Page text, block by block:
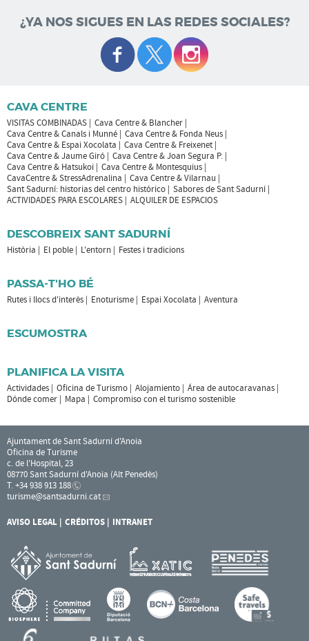
¿YA NOS SIGUES EN LAS REDES SOCIALES?
CAVA CENTRE
VISITAS COMBINADAS
Cava Centre & Blancher
Cava Centre & Canals i Munné
Cava Centre & Fonda Neus
Cava Centre & Espai Xocolata
Cava Centre & Freixenet
Cava Centre & Jaume Giró
Cava Centre & Joan Segura P.
Cava Centre & Hatsukoi
Cava Centre & Montesquius
CavaCentre & StressAdrenalina
Cava Centre & Vilarnau
Sant Sadurní: historias del centro histórico
Sabores de Sant Sadurní
ACTIVIDADES PARA ESCOLARES
ALQUILER DE ESPACIOS
DESCOBREIX SANT SADURNÍ
Història El poble L'entorn Festes i tradicions
PASSA-T'HO BÉ
Rutes i llocs d'interès Enoturisme Espai Xocolata Aventura
ESCUMOSTRA
PLANIFICA LA VISITA
Actividades Oficina de Turismo Alojamiento
Área de autocaravanas
Dónde comer
Mapa Compromiso con el turismo sostenible
Ajuntament de Sant Sadurní d'Anoia
Oficina de Turisme
c. de l'Hospital, 23
08770 Sant Sadurní d'Anoia (Alt Penedès)
T. +34 938 913 188
turisme@santsadurni.cat
AVISO LEGAL CRÉDITOS INTRANET